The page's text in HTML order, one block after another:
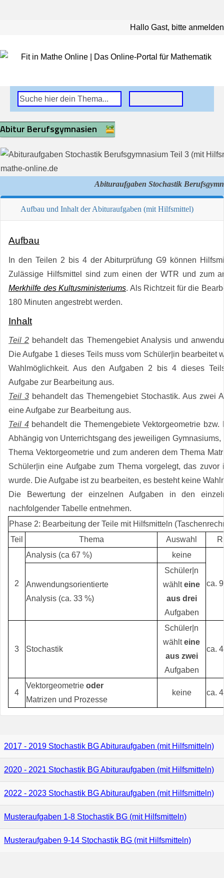
Hallo Gast, bitte anmelden
Abitur Berufsgymnasien
Abituraufgaben Stochastik
Aufbau und Inhalt der Abituraufgaben (mit Hilfsmittel)
Aufbau
In den Teilen 2 bis 4 der Abiturprüfung G9 können
Zulässige Hilfsmittel sind zum einen der WTR und zum
Merkhilfe des Kultusministeriums. Als Richtzeit für die
180 Minuten angestrebt werden.
Inhalt
Teil 2 behandelt das Themengebiet Analysis und
Die Aufgabe 1 dieses Teils muss vom Schüler|in bearbeitet
Wahlmöglichkeit. Aus den Aufgaben 2 bis 4 dieses
Aufgabe zur Bearbeitung aus.
Teil 3 behandelt das Themengebiet Stochastik. Aus zwei
eine Aufgabe zur Bearbeitung aus.
Teil 4behandelt die Themengebiete Vektorgeometrie bzw.
Abhängig von Unterrichtsgang des jeweiligen Gymnasiums,
Thema Vektorgeometrie und zum anderen dem Thema
Schüler|in eine Aufgabe zum Thema vorgelegt, das zuvor
wurde. Die Aufgabe ist zu bearbeiten, es besteht keine
Die Bewertung der einzelnen Aufgaben in den
nachfolgender Tabelle entnehmen.
Phase 2: Bearbeitung der Teile mit Hilfsmitteln
Teil
Thema Auswahl
2
Analysis (ca 67 %) keine
ca.
Anwendungsorientierte
Analysis (ca. 33 %)
Schüler|n
wählteine
aus drei
Aufgaben
3 Stochastik
Schüler|n
wählteine
aus zwei
Aufgaben
ca.
4
Vektorgeometrie oder
Matrizen und Prozesse
keine ca.
2017 - 2019 Stochastik BG Abituraufgaben (mit Hilfsmitteln)
2020 - 2021 Stochastik BG Abituraufgaben (mit Hilfsmitteln)
2022 - 2023 Stochastik BG Abituraufgaben (mit Hilfsmitteln)
Musteraufgaben 1-8 Stochastik BG (mit Hilfsmitteln)
Musteraufgaben 9-14 Stochastik BG (mit Hilfsmitteln)